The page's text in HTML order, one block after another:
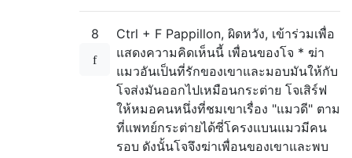
8
Ctrl + F Pappillon, ผิดหวัง, เข้าร่วมเพื่อ
แสดงความคิดเห็นนี้ เพื่อนของโจ * ฆ่า
แมวอันเป็นที่รักของเขาและมอบมันให้กับ
โจส่งมันออกไปเหมือนกระต่าย โจเสิร์ฟ
ให้หมอคนหนึ่งที่ชมเขาเรื่อง "แมวดี" ตาม
ที่แพทย์กระต่ายได้ซี่โครงแบนแมวมีคน
รอบ ดังนั้นโจจึงฆ่าเพื่อนของเขาและพบ